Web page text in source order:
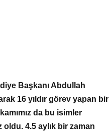
Başkanı Abdullah
16 yıldır görev yapan bir
da bu isimler
4.5 aylık bir zaman